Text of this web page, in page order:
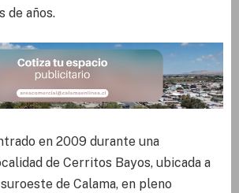
de años.
en 2009 durante una
de Cerritos Bayos, ubicada a
de Calama, en pleno